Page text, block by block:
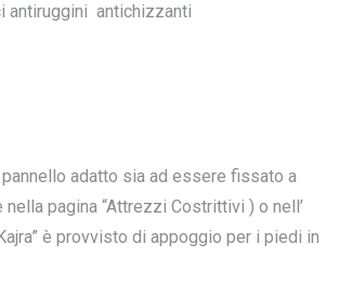
antiruggini antichizzanti
adatto sia ad essere fissato a
pagina “Attrezzi Costrittivi ) o nell’
è provvisto di appoggio per i piedi in